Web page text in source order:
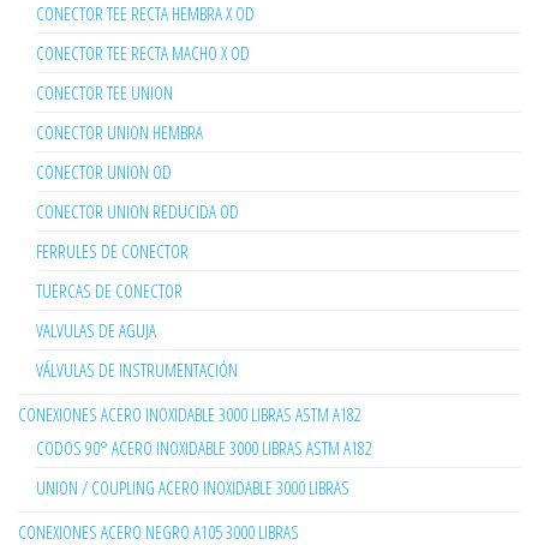
CONECTOR TEE RECTA HEMBRA X OD
CONECTOR TEE RECTA MACHO X OD
CONECTOR TEE UNION
CONECTOR UNION HEMBRA
CONECTOR UNION OD
CONECTOR UNION REDUCIDA OD
FERRULES DE CONECTOR
TUERCAS DE CONECTOR
VALVULAS DE AGUJA
VÁLVULAS DE INSTRUMENTACIÓN
CONEXIONES ACERO INOXIDABLE 3000 LIBRAS ASTM A182
CODOS 90° ACERO INOXIDABLE 3000 LIBRAS ASTM A182
UNION / COUPLING ACERO INOXIDABLE 3000 LIBRAS
CONEXIONES ACERO NEGRO A105 3000 LIBRAS